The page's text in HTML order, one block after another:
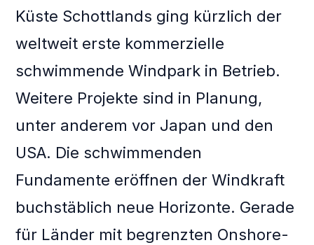
Küste Schottlands ging kürzlich der
weltweit erste kommerzielle
schwimmende Windpark in Betrieb.
Weitere Projekte sind in Planung,
unter anderem vor Japan und den
USA. Die schwimmenden
Fundamente eröffnen der Windkraft
buchstäblich neue Horizonte. Gerade
für Länder mit begrenzten Onshore-